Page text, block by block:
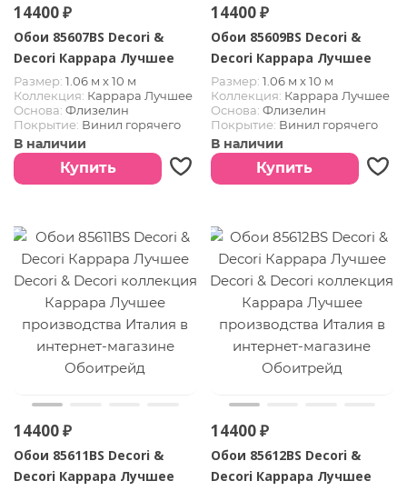
14400 ₽
Обои 85607BS Decori &
Decori Каррара Лучшее
Размер: 1.06 м х 10 м
Коллекция: Каррара Лучшее
Основа: Флизелин
Покрытие: Винил горячего
тиснения
Страна:Италия
В наличии
Купить
14400 ₽
Обои 85609BS Decori &
Decori Каррара Лучшее
Размер: 1.06 м х 10 м
Коллекция: Каррара Лучшее
Основа: Флизелин
Покрытие: Винил горячего
тиснения
Страна:Италия
В наличии
Купить
14400 ₽
Обои 85611BS Decori &
Decori Каррара Лучшее
14400 ₽
Обои 85612BS Decori &
Decori Каррара Лучшее